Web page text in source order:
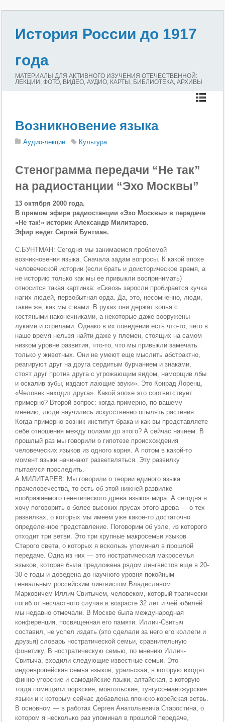
История России до 1917
года
МАТЕРИАЛЫ ДЛЯ АКТИВНОГО ИЗУЧЕНИЯ ОТЕЧЕСТВЕННОЙ:
ЛЕКЦИИ, ФОТО, ВИДЕО, АУДИО, КАРТЫ, БИБЛИОТЕКА, АРХИВЫ
Возникновение языка
Аудио-лекции Культура
Стенограмма передачи “Не так”
на радиостанции “Эхо Москвы”
13 октября 2000 года.
В прямом эфире радиостанции «Эхо Москвы» в передаче
«Не так!» историк Александр Милитарев.
Эфир ведет Сергей Бунтман.
С.БУНТМАН: Сегодня мы занимаемся проблемой
возникновения языка. Сначала задам вопросы. К какой эпохе
человеческой истории (если брать и доисторическое время, а
не историю только как мы ее привыкли воспринимать)
относится такая картинка: «Сквозь заросли пробирается кучка
нагих людей, первобытная орда. Да, это, несомненно, люди,
такие же, как мы с вами. В руках они держат копья с
костяными наконечниками, а некоторые даже вооружены
луками и стрелами. Однако в их поведении есть что-то, чего в
наше время нельзя найти даже у племен, стоящих на самом
низком уровне развития, что-то, что мы привыкли замечать
только у животных. Они не умеют еще мыслить абстрактно,
реагируют друг на друга сердитым бурчанием и знаками,
стоят друг против друга с угрожающим видом, наморщив лбы
и оскалив зубы, издают лающие звуки». Это Конрад Лоренц,
«Человек находит друга». Какой эпохе это соответствует
примерно? Второй вопрос: когда примерно, по вашему
мнению, люди научились искусственно опылять растения.
Когда примерно возник институт брака и как вы представляете
себе отношения между полами до этого? А сейчас начнем. В
прошлый раз мы говорили о гипотезе происхождения
человеческих языков из одного корня. А потом в какой-то
момент языки начинают разветвляться. Эту развилку
пытаемся проследить.
А.МИЛИТАРЕВ: Мы говорили о теории единого языка
прачеловечества, то есть об этой нижней развилке
воображаемого генетического древа языков мира. А сегодня я
хочу поговорить о более высоких ярусах этого древа — о тех
развилках, о которых мы имеем уже какое-то достаточно
определенное представление. Поговорим об узле, из которого
отходит три ветви. Это три крупные макросемьи языков
Старого света, о которых я вскользь упоминал в прошлой
передаче. Одна из них — это ностратическая макросемья
языков, которая была предложена рядом лингвистов еще в 20-
30-е годы и доведена до научного уровня покойным
гениальным российским лингвистом Владиславом
Марковичем Иллич-Свитычем, человеком, который трагически
погиб от несчастного случая в возрасте 32 лет и чей юбилей
мы недавно отмечали. В Москве была международная
конференция, посвященная его памяти. Иллич-Свитыч
составил, не успел издать (это сделали за него его коллеги и
друзья) словарь ностратической семьи, сравнительную
фонетику. В ностратическую семью, по мнению Иллич-
Свитыча, входили следующие известные семьи. Это
индоевропейская семья языков, уральская, в которую входят
финно-угорские и самодийские языки, алтайская, в которую
тогда помещали тюркские, монгольские, тунгусо-манчжурские
языки и к которым сейчас добавлена японско-корейская ветвь.
В основном — в работах Сергея Анатольевича Старостина, о
котором я несколько раз упоминал в прошлой передаче,